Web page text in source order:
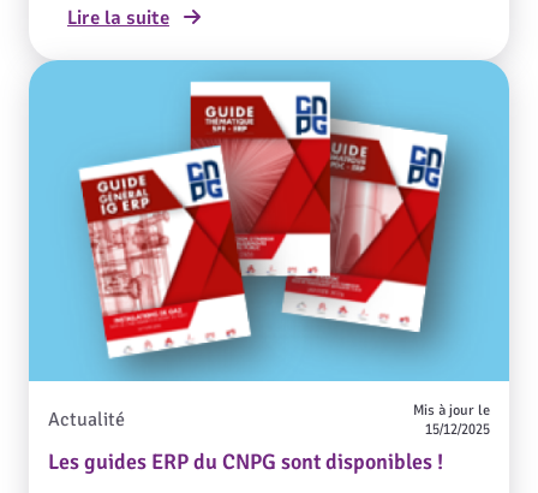
de bâtiment : habitat, établissement recevant du
Lire la suite
Les guides ERP du CNPG sont disponibles !
Actualité
Mis à jour le
15/12/2025